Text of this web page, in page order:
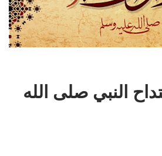
النبي صلى الله